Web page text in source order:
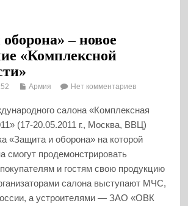
– новое
«Комплексной
Армия Нет комментариев
салона «Комплексная
(17-20.05.2011 г., Москва, ВВЦ)
«Защита и оборона» на которой
смогут продемонстрировать
и гостям свою продукцию
салона выступают МЧС,
а устроителями — ЗАО «ОВК